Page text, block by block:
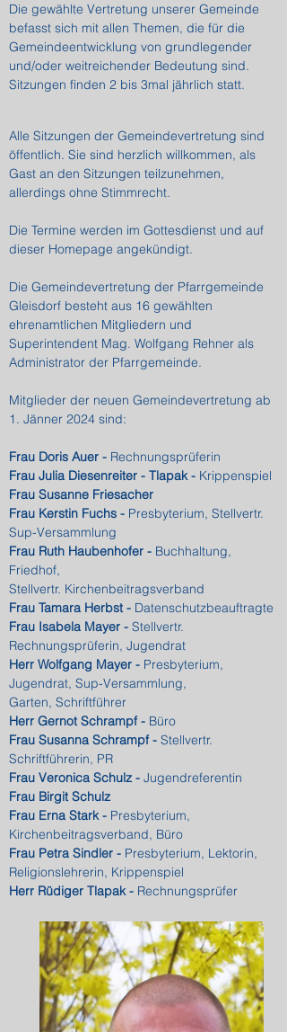
Die gewählte Vertretung unserer Gemeinde
befasst sich mit allen Themen, die für die
Gemeindeentwicklung von grundlegender
und/oder weitreichender Bedeutung sind.
Sitzungen finden 2 bis 3mal jährlich statt.
Alle Sitzungen der Gemeindevertretung sind
öffentlich. Sie sind herzlich willkommen, als
Gast an den Sitzungen teilzunehmen,
allerdings ohne Stimmrecht.
Die Termine werden im Gottesdienst und auf
dieser Homepage angekündigt.
Die Gemeindevertretung der Pfarrgemeinde
Gleisdorf besteht aus 16 gewählten
ehrenamtlichen Mitgliedern und
Superintendent Mag. Wolfgang Rehner als
Administrator der Pfarrgemeinde.
Mitglieder der neuen Gemeindevertretung ab
1. Jänner 2024 sind:
Frau Doris Auer - Rechnungsprüferin
Frau Julia Diesenreiter - Tlapak - Krippenspiel
Frau Susanne Friesacher
Frau Kerstin Fuchs - Presbyterium, Stellvertr.
Sup-Versammlung
Frau Ruth Haubenhofer - Buchhaltung,
Friedhof,
Stellvertr. Kirchenbeitragsverband
Frau Tamara Herbst - Datenschutzbeauftragte
Frau Isabela Mayer - Stellvertr.
Rechnungsprüferin, Jugendrat
Herr Wolfgang Mayer - Presbyterium,
Jugendrat, Sup-Versammlung,
Garten, Schriftführer
Herr Gernot Schrampf - Büro
Frau Susanna Schrampf - Stellvertr.
Schriftführerin, PR
Frau Veronica Schulz - Jugendreferentin
Frau Birgit Schulz
Frau Erna Stark - Presbyterium,
Kirchenbeitragsverband, Büro
Frau Petra Sindler - Presbyterium, Lektorin,
Religionslehrerin, Krippenspiel
Herr Rüdiger Tlapak - Rechnungsprüfer